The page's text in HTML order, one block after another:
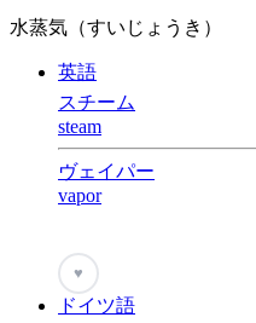
水蒸気（すいじょうき）
英語
スチーム
steam
ヴェイパー
vapor
♥
ドイツ語